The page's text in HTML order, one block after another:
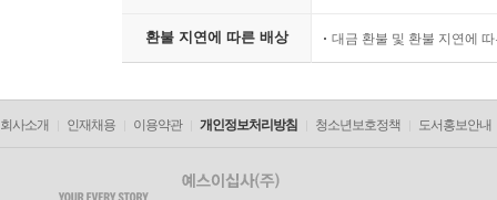
환불 지연에 따른 배상 대금 환불 및 환불 지연에
회사소개 인재채용 이용약관 개인정보처리방침 청소년보호정책 도서홍보안내